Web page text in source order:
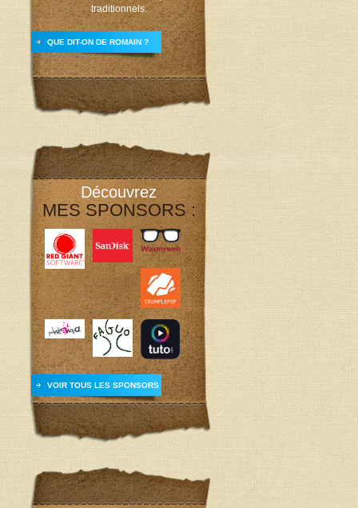
traditionnels.
QUE DIT-ON DE ROMAIN ?
Découvrez
MES SPONSORS :
VOIR TOUS LES SPONSORS